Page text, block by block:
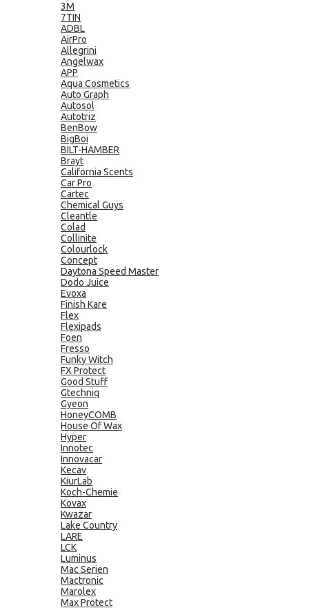
3M
7TIN
ADBL
AirPro
Allegrini
Angelwax
APP
Aqua Cosmetics
Auto Graph
Autosol
Autotriz
BenBow
BigBoi
BILT-HAMBER
Brayt
California Scents
Car Pro
Cartec
Chemical Guys
Cleantle
Colad
Collinite
Colourlock
Concept
Daytona Speed Master
Dodo Juice
Evoxa
Finish Kare
Flex
Flexipads
Foen
Fresso
Funky Witch
FX Protect
Good Stuff
Gtechniq
Gyeon
HoneyCOMB
House Of Wax
Hyper
Innotec
Innovacar
Kecav
KiurLab
Koch-Chemie
Kovax
Kwazar
Lake Country
LARE
LCK
Luminus
Mac Serien
Mactronic
Marolex
Max Protect